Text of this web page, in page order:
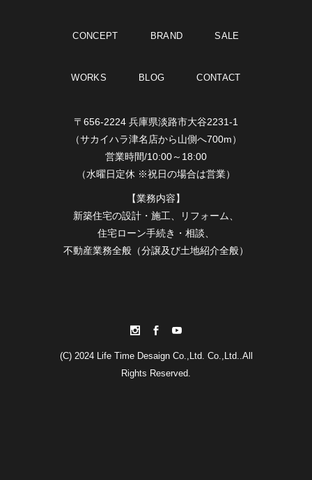
CONCEPT BRAND SALE
WORKS BLOG CONTACT
〒656-2224 兵庫県淡路市大谷2231-1
（サカイハラ津名店から山側へ700m）
営業時間/10:00～18:00
（水曜日定休 ※祝日の場合は営業）
【業務内容】
新築住宅の設計・施工、リフォーム、
住宅ローン手続き・相談、
不動産業務全般（分譲及び土地紹介全般）
(C) 2024 Life Time Desaign Co.,Ltd. Co.,Ltd..All
Rights Reserved.